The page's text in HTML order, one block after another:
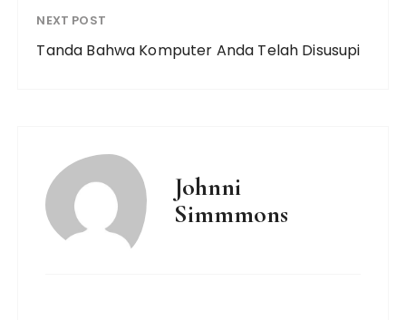
NEXT POST
Tanda Bahwa Komputer Anda Telah Disusupi
Johnni
Simmmons